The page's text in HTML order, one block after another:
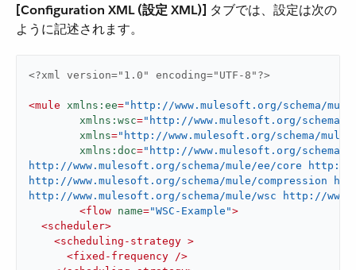
[Configuration XML (設定 XML)] ​ タブでは、設定は次の
ように記述されます。
<?xml version="1.0" encoding="UTF-8"?>
<mule xmlns:ee="http://www.mulesoft.org/schema/
xmlns:wsc="http://www.mulesoft.org/schema/
xmlns="http://www.mulesoft.org/schema/mule/
xmlns:doc="http://www.mulesoft.org/schema/
http://www.mulesoft.org/schema/mule/ee/core http://
http://www.mulesoft.org/schema/mule/compression
http://www.mulesoft.org/schema/mule/wsc http://
<flow name="WSC-Example">
<scheduler>
<scheduling-strategy >
<fixed-frequency />